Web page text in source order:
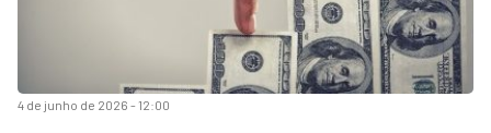
4 de junho de 2026 - 12:00